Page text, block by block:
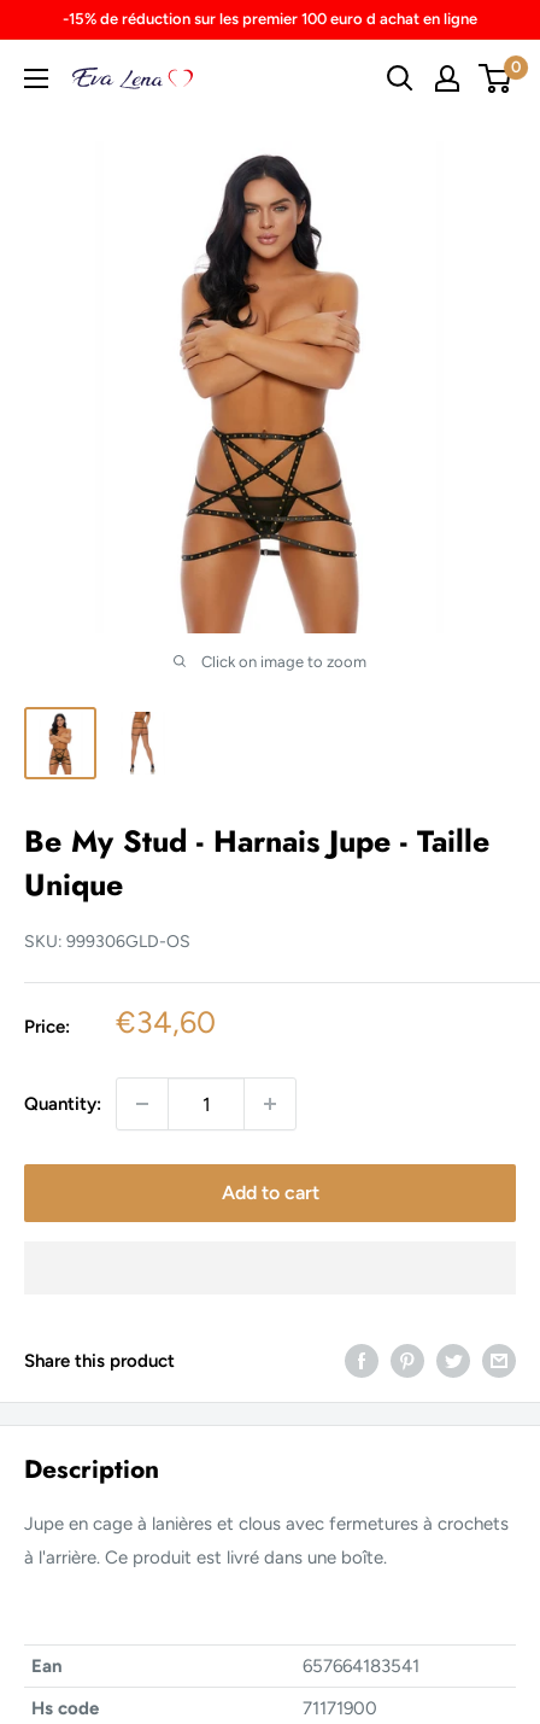
content
-15% de réduction sur les premier 100 euro d achat en ligne
0
Click on image to zoom
Be My Stud - Harnais Jupe - Taille
Unique
SKU: 999306GLD-OS
Price:
Sale
€34,60
Quantity:
Add to cart
Share this product
Description
Jupe en cage à lanières et clous avec fermetures à crochets
à l'arrière. Ce produit est livré dans une boîte.
Ean
657664183541
Hs code
71171900